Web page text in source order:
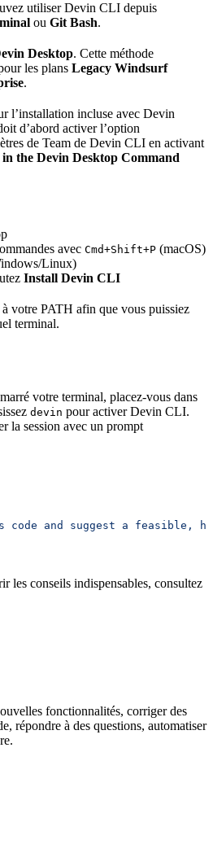
utiliser Devin CLI depuis
ou Git Bash.
Desktop. Cette méthode
les plans Legacy Windsurf
.
l’installation incluse avec Devin
d’abord activer l’option
de Team de Devin CLI en activant
the Devin Desktop Command
avec Cmd+Shift+P (macOS)
Linux)
Install Devin CLI
à votre PATH afin que vous puissiez
terminal.
votre terminal, placez-vous dans
devin pour activer Devin CLI.
la session avec un prompt
code and suggest a feasible,
les conseils indispensables, consultez
fonctionnalités, corriger des
répondre à des questions, automatiser